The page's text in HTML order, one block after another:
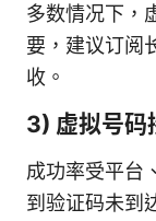
多数情况下，
要，建议订阅
收。
3) 虚拟号码
成功率受平台
到验证码未到